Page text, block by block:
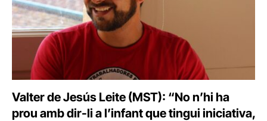
Valter de Jesús Leite (MST): “No n’hi ha
prou amb dir-li a l’infant que tingui iniciativa,